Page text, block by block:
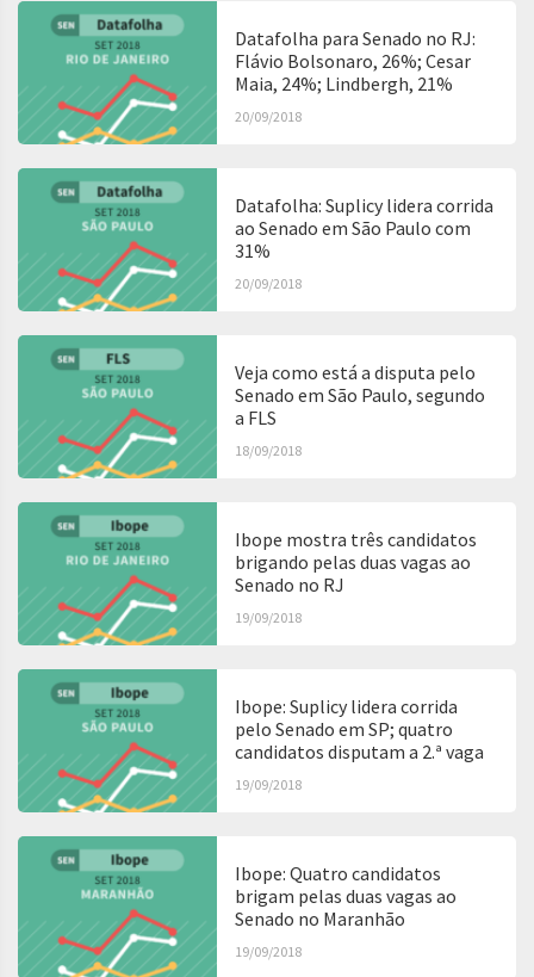
Datafolha para Senado no RJ:
Flávio Bolsonaro, 26%; Cesar
Maia, 24%; Lindbergh, 21%
20/09/2018
Datafolha: Suplicy lidera corrida
ao Senado em São Paulo com
31%
20/09/2018
Veja como está a disputa pelo
Senado em São Paulo, segundo
a FLS
18/09/2018
Ibope mostra três candidatos
brigando pelas duas vagas ao
Senado no RJ
19/09/2018
Ibope: Suplicy lidera corrida
pelo Senado em SP; quatro
candidatos disputam a 2.ª vaga
19/09/2018
Ibope: Quatro candidatos
brigam pelas duas vagas ao
Senado no Maranhão
19/09/2018